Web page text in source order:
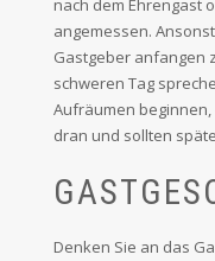
nach dem Ehrengast
angemessen.
Gastgeber anfangen
schweren Tag
Aufräumen
dran und sollten
Denken Sie an das